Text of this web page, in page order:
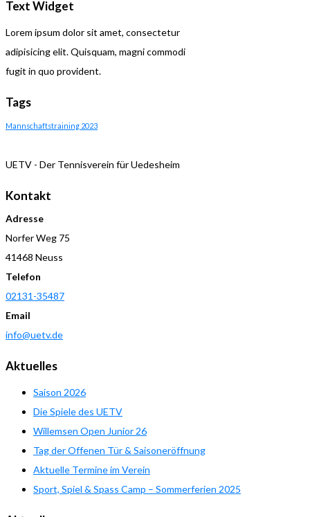
Text Widget
Lorem ipsum dolor sit amet, consectetur
adipisicing elit. Quisquam, magni commodi
fugit in quo provident.
Tags
Mannschaftstraining 2023
UETV - Der Tennisverein für Uedesheim
Kontakt
Adresse
Norfer Weg 75
41468 Neuss
Telefon
02131-35487
Email
info@uetv.de
Aktuelles
Saison 2026
Die Spiele des UETV
Willemsen Open Junior 26
Tag der Offenen Tür & Saisoneröffnung
Aktuelle Termine im Verein
Sport, Spiel & Spass Camp – Sommerferien 2025